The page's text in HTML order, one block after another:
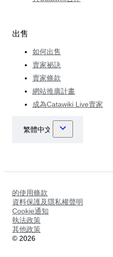
出售
如何出售
賣家祕訣
賣家條款
網站推廣計畫
成為Catawiki Live賣家
的使用條款
資料保護及隱私權聲明
Cookie通知
執法政策
其他政策
© 2026